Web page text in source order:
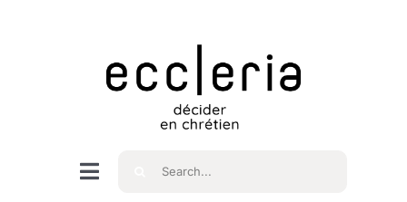
Navigation
Rechercher